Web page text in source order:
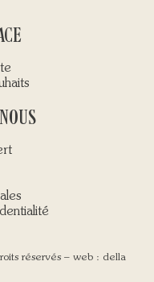
réservés – web : della